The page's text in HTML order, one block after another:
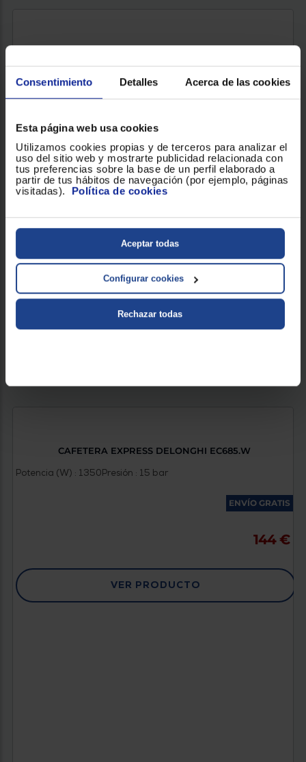
Consentimiento Detalles Acerca de las cookies
Esta página web usa cookies
Utilizamos cookies propias y de terceros para analizar el
uso del sitio web y mostrarte publicidad relacionada con
tus preferencias sobre la base de un perfil elaborado a
partir de tus hábitos de navegación (por ejemplo, páginas
visitadas). Política de cookies
Aceptar todas
Configurar cookies
Rechazar todas
179 €
VER PRODUCTO
CAFETERA EXPRESS DELONGHI EC685.W
Potencia (W) : 1350Presión : 15 bar
144 €
ENVÍO GRATIS
VER PRODUCTO